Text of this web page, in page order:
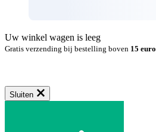
Uw winkel wagen is leeg
Gratis verzending bij bestelling boven 15 euro
Sluiten